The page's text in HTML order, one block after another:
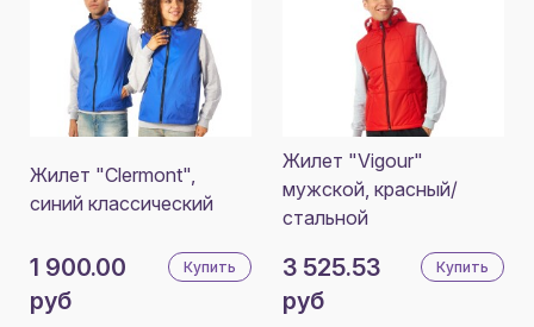
Жилет "Clermont",
синий классический
1 900.00
руб
Купить
Жилет "Vigour"
мужской, красный/
стальной
3 525.53
руб
Купить